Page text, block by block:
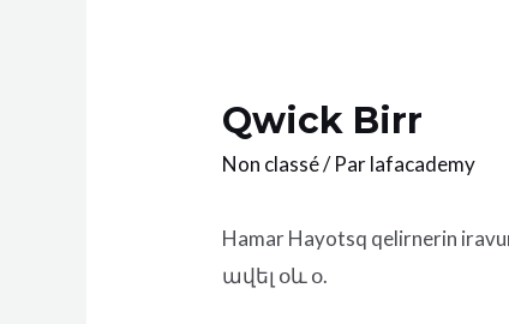
Qwick Birr
Non classé/ Parlafacademy
Hamar Hayotsq qelirnerin
ավել օև օ.